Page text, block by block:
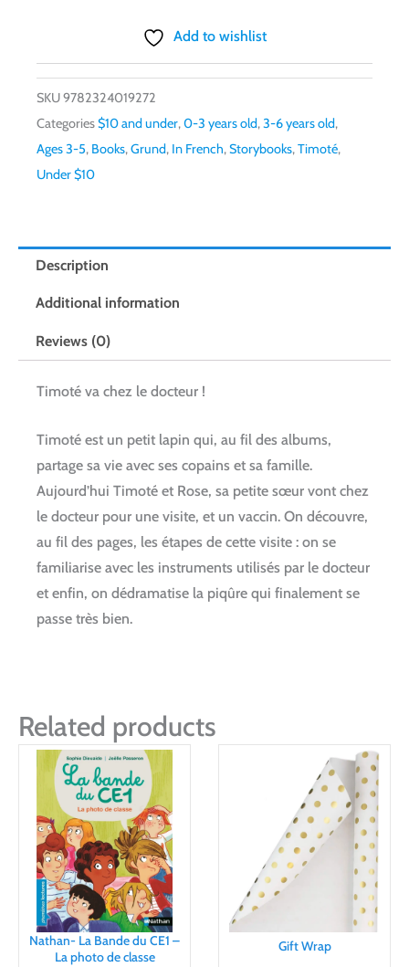
Add to wishlist
SKU9782324019272
Categories$10 and under,0-3 years old,3-6 years old,
Ages 3-5, Books,Grund, In French,Storybooks,Timoté,
Under $10
Description
Additional information
Reviews (0)
Timoté va chez le docteur !
Timoté est un petit lapin qui, au fil des albums,
partage sa vie avec ses copains et sa famille.
Aujourd’hui Timoté et Rose, sa petite sœur vont chez
le docteur pour une visite, et un vaccin. On découvre,
au fil des pages, les étapes de cette visite : on se
familiarise avec les instruments utilisés par le docteur
et enfin, on dédramatise la piqûre qui finalement se
passe très bien.
Related products
Nathan- La Bande du CE1 –
La photo de classe
Gift Wrap